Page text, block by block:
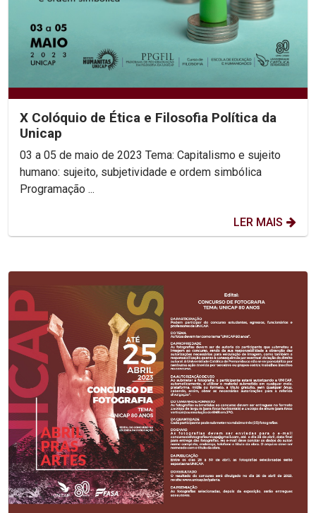
X Colóquio de Ética e Filosofia Política da
Unicap
03 a 05 de maio de 2023 Tema: Capitalismo e sujeito
humano: sujeito, subjetividade e ordem simbólica
Programação ...
LER MAIS